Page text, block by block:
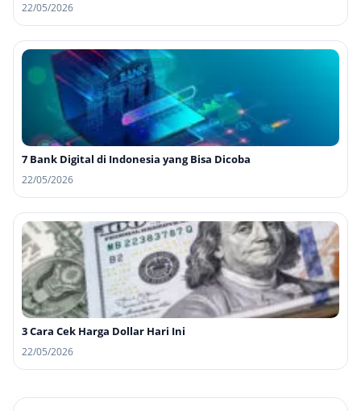
22/05/2026
7 Bank Digital di Indonesia yang Bisa Dicoba
22/05/2026
3 Cara Cek Harga Dollar Hari Ini
22/05/2026